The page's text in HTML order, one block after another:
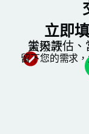
立即
當天評估、當天撥款
留下您的需求